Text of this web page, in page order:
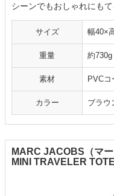
シーンでもおしゃれにもて
サイズ 幅40×
重量 約730g
素材 PVCコ
カラー ブラウ
MARC JACOBS（マ
MINI TRAVELER